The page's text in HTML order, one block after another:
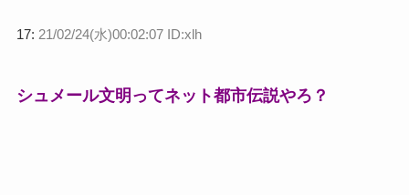
17: 21/02/24(水)00:02:07 ID:xlh
シュメール文明ってネット都市伝説やろ？